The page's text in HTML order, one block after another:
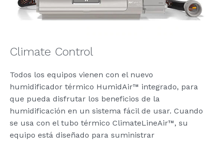
Climate Control
Todos los equipos vienen con el nuevo
humidificador térmico HumidAir™ integrado, para
que pueda disfrutar los beneficios de la
humidificación en un sistema fácil de usar. Cuando
se usa con el tubo térmico ClimateLineAir™, su
equipo está diseñado para suministrar